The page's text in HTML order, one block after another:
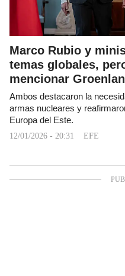
Marco Rubio y
temas globales,
mencionar
Ambos destacaron la
armas nucleares y
Europa del Este.
12/01/2026 - 20:31 EFE